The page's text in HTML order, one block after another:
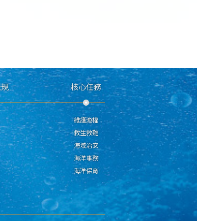
核心任務
維護漁權
救生救難
海域治安
海洋事務
海洋保育